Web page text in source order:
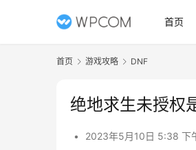
首页
首页 游戏攻略 DNF
绝地求生未授权
• 2023年5月10日 5:38 下